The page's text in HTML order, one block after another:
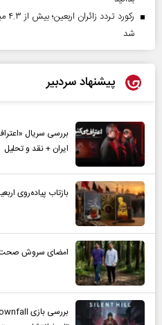
شد
پیشنهاد سردبیر
بررسی سریال
ایران + نقد و تحلیل
بازتاب پیاده‌روی
امضای سروش صحت